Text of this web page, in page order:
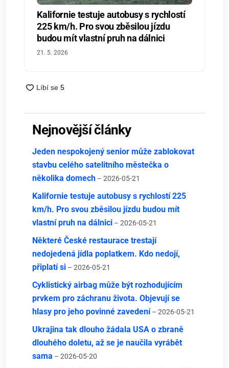
Kalifornie testuje autobusy s rychlostí
225 km/h. Pro svou zběsilou jízdu
budou mít vlastní pruh na dálnici
21. 5. 2026
Nejnovější články
Jeden nespokojený senior může zablokovat
stavbu celého satelitního městečka o
několika domech – 2026-05-21
Kalifornie testuje autobusy s rychlostí 225
km/h. Pro svou zběsilou jízdu budou mít
vlastní pruh na dálnici – 2026-05-21
Některé České restaurace trestají
nedojedená jídla poplatkem. Kdo nedojí,
připlatí si – 2026-05-21
Cyklistický airbag může být rozhodujícím
prvkem pro záchranu života. Objevují se
hlasy pro jeho povinné zavedení – 2026-05-21
Ukrajina tak dlouho žádala USA o zbraně
dlouhého doletu, až se je naučila vyrábět
sama – 2026-05-20